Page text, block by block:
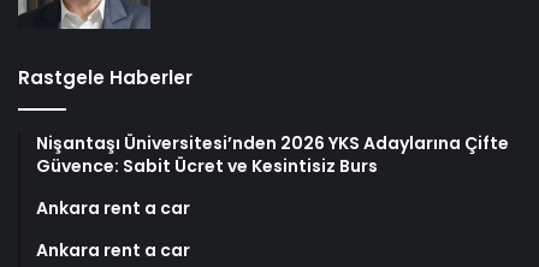
Rastgele Haberler
Nişantaşı Üniversitesi’nden 2026 YKS Adaylarına Çifte
Güvence: Sabit Ücret ve Kesintisiz Burs
Ankara rent a car
Ankara rent a car